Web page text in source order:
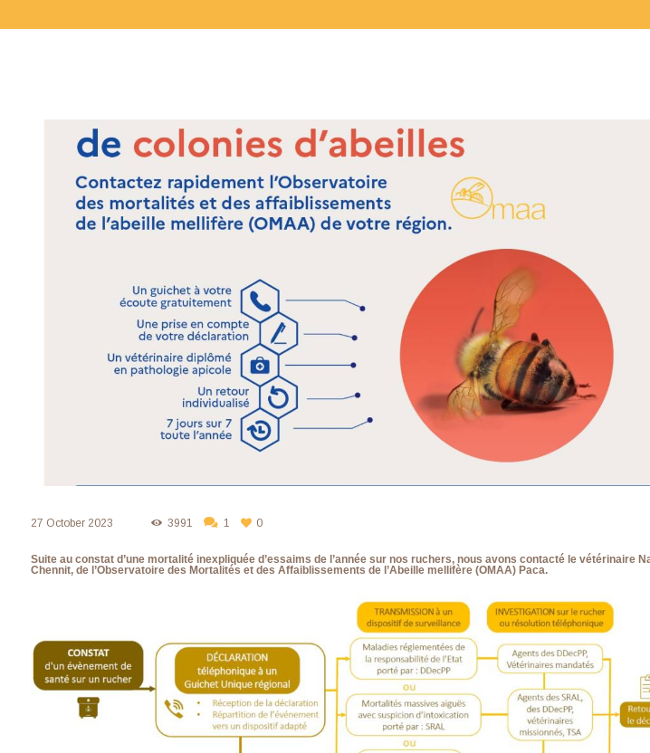
27 October 2023 3991 1 0
Suite au constat d’une mortalité inexpliquée d’essaims de l’année sur nos ruchers, nous avons contacté le vétérinaire
Chennit, de l’Observatoire des Mortalités et des Affaiblissements de l’Abeille mellifère (OMAA) Paca.